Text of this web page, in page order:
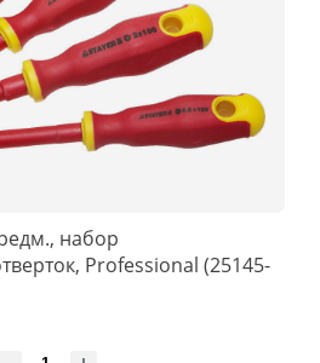
набор
Professional (25145-